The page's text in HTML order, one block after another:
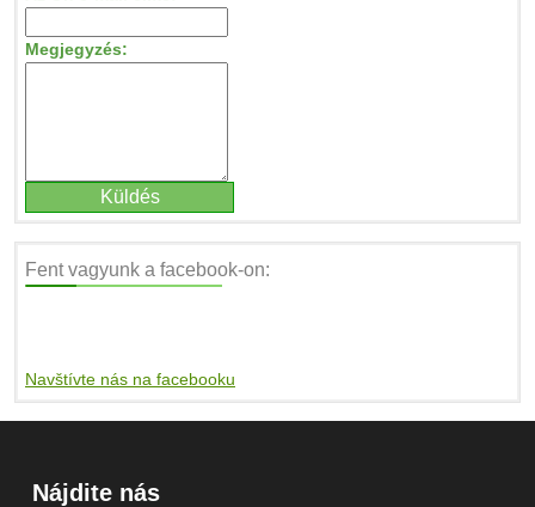
Megjegyzés:
Fent vagyunk a facebook-on:
Navštívte nás na facebooku
Nájdite nás